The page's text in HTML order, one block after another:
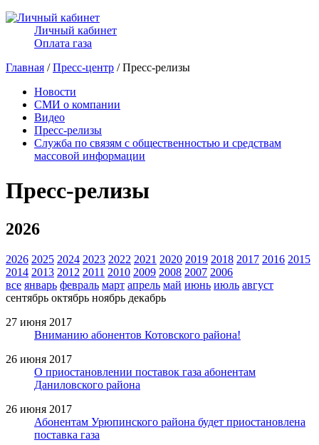
Личный кабинет
Оплата газа
Главная /Пресс-центр / Пресс-релизы
Новости
СМИ о компании
Видео
Пресс-релизы
Служба по связям с общественностью и средствам
массовой информации
Пресс-релизы
2026
2026 2025 2024 2023 2022 2021 2020 2019 2018 2017 2016 2015
2014 2013 2012 2011 2010 2009 2008 2007 2006
все январь февраль март апрель май июнь июль август
сентябрь октябрь ноябрь декабрь
27 июня 2017
Вниманию абонентов Котовского района!
26 июня 2017
О приостановлении поставок газа абонентам
Даниловского района
26 июня 2017
Абонентам Урюпинского района будет приостановлена
поставка газа